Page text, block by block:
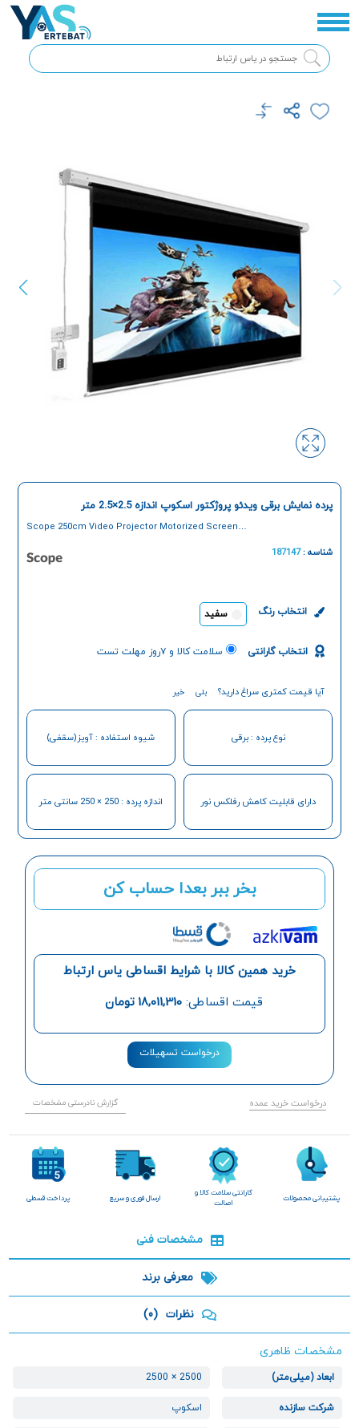
بخر ببر بعدا حساب کن
خرید همین کالا با شرایط اقساطی یاس ارتباط
قیمت اقساطی:18,011,310 تومان
درخواست تسهیلات
درخواست خرید عمده گزارش نادرستی مشخصات
پرده نمایش برقی ویدئو پروژکتور اسکوپ اندازه 2.5×2.5 متر
Scope 250cm Video Projector Motorized Screen
شناسه :187147
انتخاب رنگ سفید
انتخاب گارانتی سلامت کالا و ۷روز مهلت تست
آیا قیمت کمتری سراغ دارید؟ بلی خیر
نوع پرده : برقی شیوه استفاده : آویز(سقفی)
دارای قابلیت کاهش رفلکس نور اندازه پرده : 250 × 250 سانتی متر
پشتیبانی محصولات
گارانتی سلامت کالا و
اصالت
ارسال فوری و سریع پرداخت قسطی
مشخصات فنی
معرفی برند
نظرات (0)
مشخصات ظاهری
ابعاد (میلی‌متر) 2500 × 2500
شرکت سازنده اسکوپ